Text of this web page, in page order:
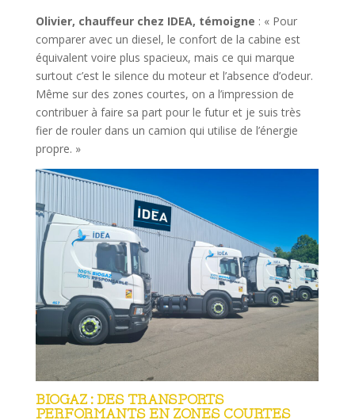
Olivier, chauffeur chez IDEA, témoigne : « Pour
comparer avec un diesel, le confort de la cabine est
équivalent voire plus spacieux, mais ce qui marque
surtout c’est le silence du moteur et l’absence d’odeur.
Même sur des zones courtes, on a l’impression de
contribuer à faire sa part pour le futur et je suis très
fier de rouler dans un camion qui utilise de l’énergie
propre. »
BIOGAZ : DES TRANSPORTS
PERFORMANTS EN ZONES COURTES